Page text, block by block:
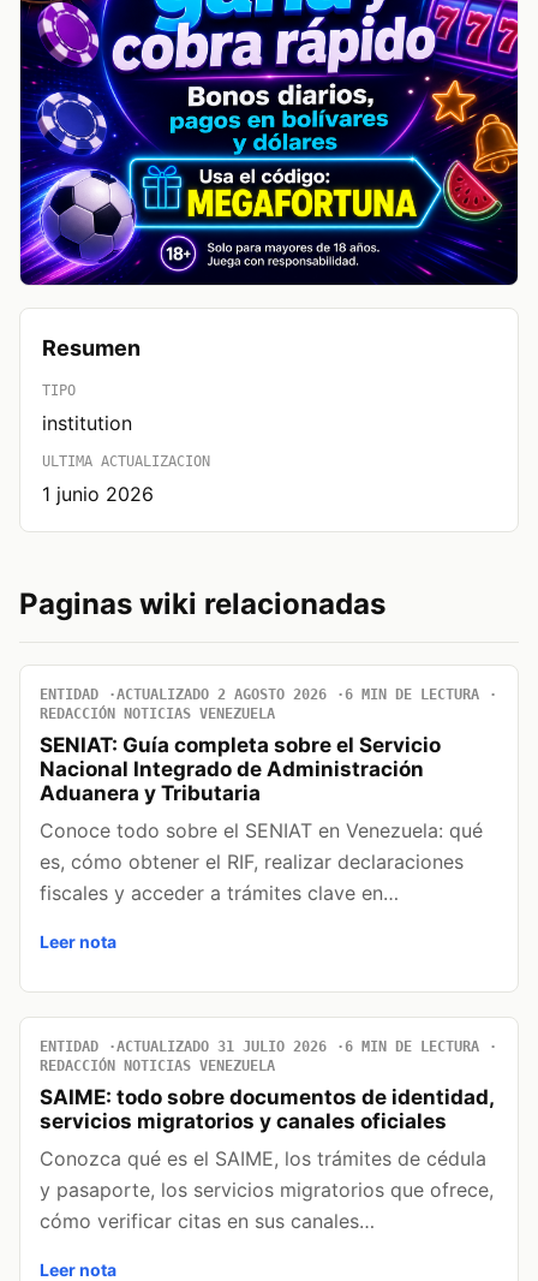
Resumen
TIPO
institution
ULTIMA ACTUALIZACION
1 junio 2026
Paginas wiki relacionadas
ENTIDAD ACTUALIZADO 2 AGOSTO 2026
6 MIN DE LECTURA
REDACCIÓN NOTICIAS VENEZUELA
SENIAT: Guía completa sobre el Servicio
Nacional Integrado de Administración
Aduanera y Tributaria
Conoce todo sobre el SENIAT en Venezuela: qué
es, cómo obtener el RIF, realizar declaraciones
fiscales y acceder a trámites clave en…
Leer nota
ENTIDAD ACTUALIZADO 31 JULIO 2026
6 MIN DE LECTURA
REDACCIÓN NOTICIAS VENEZUELA
SAIME: todo sobre documentos de identidad,
servicios migratorios y canales oficiales
Conozca qué es el SAIME, los trámites de cédula
y pasaporte, los servicios migratorios que ofrece,
cómo verificar citas en sus canales…
Leer nota